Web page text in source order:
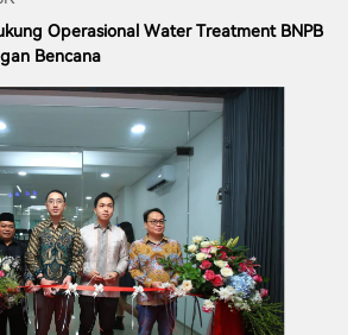
Operasional Water Treatment BNPB
Bencana